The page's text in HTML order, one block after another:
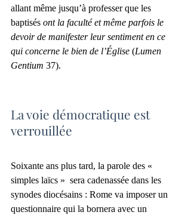
allant même jusqu’à professer que les
baptisés ont la faculté et même parfois le
devoir de manifester leur sentiment en ce
qui concerne le bien de l’Église (Lumen
Gentium 37).
La voie démocratique est
verrouillée
Soixante ans plus tard, la parole des «
simples laïcs »  sera cadenassée dans les
synodes diocésains : Rome va imposer un
questionnaire qui la bornera avec un